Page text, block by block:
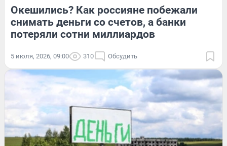
Окешились? Как россияне побежали
снимать деньги со счетов, а банки
потеряли сотни миллиардов
5 июля, 2026, 09:00 310 Обсудить